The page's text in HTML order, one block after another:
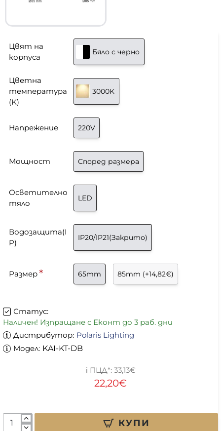
Статус:
Наличен! Изпращане с Еконт до 3 раб. дни
Дистрибутор: Polaris Lighting
Модел: KAI-KT-DB
22,20€
33,13€
Цвят на
корпуса
Бяло с черно
Цветна
температура
(K)
3000K
Напрежение 220V
Мощност Според размера
Осветително
тяло
LED
Водозащита(I
P)
IP20/IP21(Закрито)
Размер 65mm 85mm (+14,82€)
КУПИ